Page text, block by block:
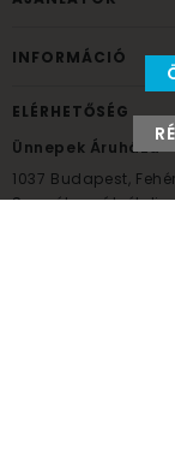
INFORMÁCIÓ
ELÉRHETŐSÉG
Ünnepek Áruháza
1037 Budapest,
Személyes átvételi